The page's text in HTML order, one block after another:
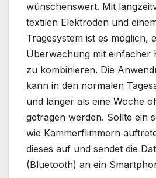
wünschenswert. Mit
textilen Elektroden und
Tragesystem ist es möglich,
Überwachung mit einfacher
zu kombinieren. Die
kann in den normalen
und länger als eine Woche
getragen werden. Sollte ein
wie Kammerflimmern
dieses auf und sendet die
(Bluetooth) an ein